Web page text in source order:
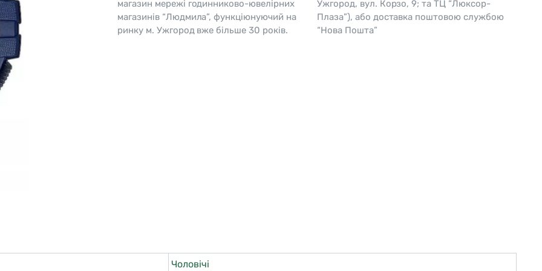
Lemans
Pierre Ricaud
Skagen
Перламутр
магазин мережі годинниково-ювелірних
магазинів “Людмила”, функціюнуючий на
ринку м. Ужгород вже більше 30 років.
Ужгород, вул. Корзо, 9; та ТЦ “Люксор-
Плаза”), або доставка поштовою службою
“Нова Пошта”
Чоловічі